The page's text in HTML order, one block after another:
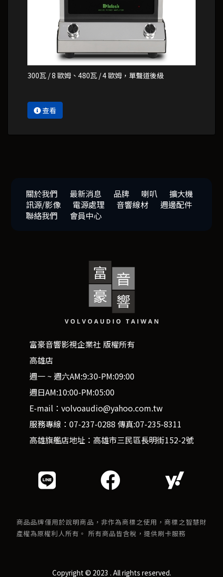
300瓦 / 8 歐姆、480瓦 / 4 歐姆，單聲道後級
查看
關於我們 最新消息 品牌 喇叭
擴大機
訊源/影像
電源處理 音響線材
週邊配件
聯絡我們
會員中心
富豪音響影視企業社 版權所有
高雄店
週一 ~ 週六AM:9:30-PM:09:00
週日AM:10:00-PM:05:00
E-mail：volvoaudio@yahoo.com.tw
服務專線：07-237-0288 傳真:07-235-8311
高雄旗艦店地址：高雄市三民區長明街152-2號
商品品牌僅用於說明商品，非作為商標之使用，商標之智慧財
產權為原權利人所有。 所有商品皆含稅，提供刷卡服務
Copyright © 2023 . All rights reserved.